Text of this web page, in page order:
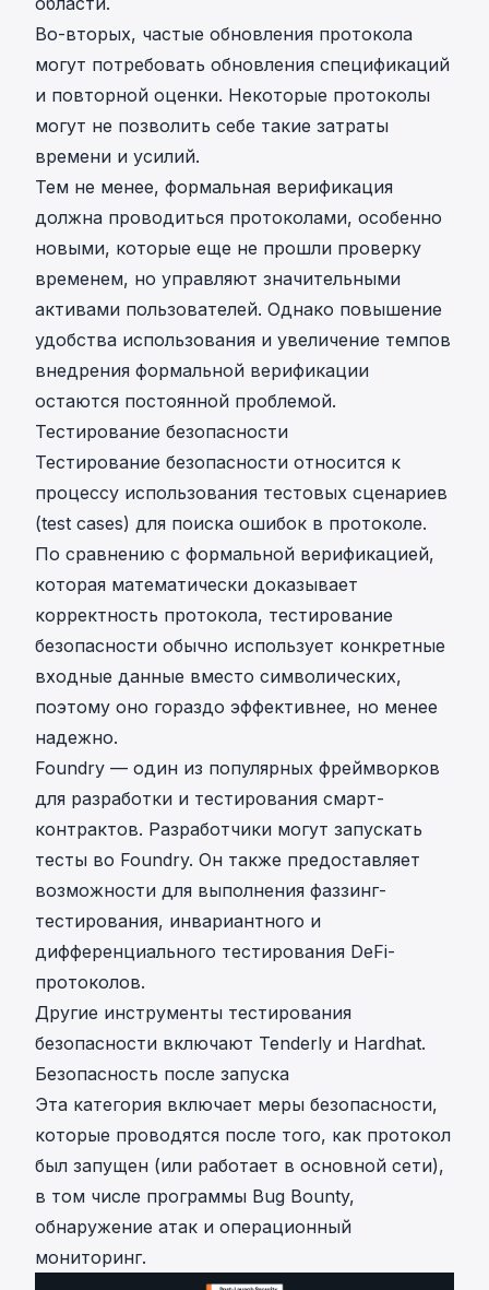
Во-вторых, частые обновления протокола
могут потребовать обновления спецификаций
и повторной оценки. Некоторые протоколы
могут не позволить себе такие затраты
времени и усилий.
Тем не менее, формальная верификация
должна проводиться протоколами, особенно
новыми, которые еще не прошли проверку
временем, но управляют значительными
активами пользователей. Однако повышение
удобства использования и увеличение темпов
внедрения формальной верификации
остаются постоянной проблемой.
Тестирование безопасности
Тестирование безопасности относится к
процессу использования тестовых сценариев
(test cases) для поиска ошибок в протоколе.
По сравнению с формальной верификацией,
которая математически доказывает
корректность протокола, тестирование
безопасности обычно использует конкретные
входные данные вместо символических,
поэтому оно гораздо эффективнее, но менее
надежно.
Foundry — один из популярных фреймворков
для разработки и тестирования смарт-
контрактов. Разработчики могут запускать
тесты во Foundry. Он также предоставляет
возможности для выполнения фаззинг-
тестирования, инвариантного и
дифференциального тестирования DeFi-
протоколов.
Другие инструменты тестирования
безопасности включают Tenderly и Hardhat.
Безопасность после запуска
Эта категория включает меры безопасности,
которые проводятся после того, как протокол
был запущен (или работает в основной сети),
в том числе программы Bug Bounty,
обнаружение атак и операционный
мониторинг.